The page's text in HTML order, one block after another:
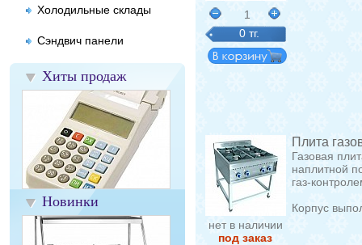
Холодильные склады
Сэндвич панели
Хиты продаж
Новинки
1
0 тг.
нет в наличии
под заказ
Плита
Газовая
наплитной
газ-
Корпус